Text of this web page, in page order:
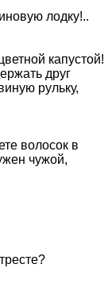
лодку!..
капустой!
друг
рульку,
волосок в
чужой,